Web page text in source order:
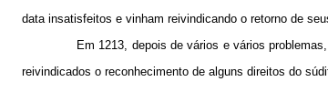
data insatisfeitos e vinham reivindicando o retorno de
Em 1213, depois de vários e vários
reivindicados o reconhecimento de alguns direitos do